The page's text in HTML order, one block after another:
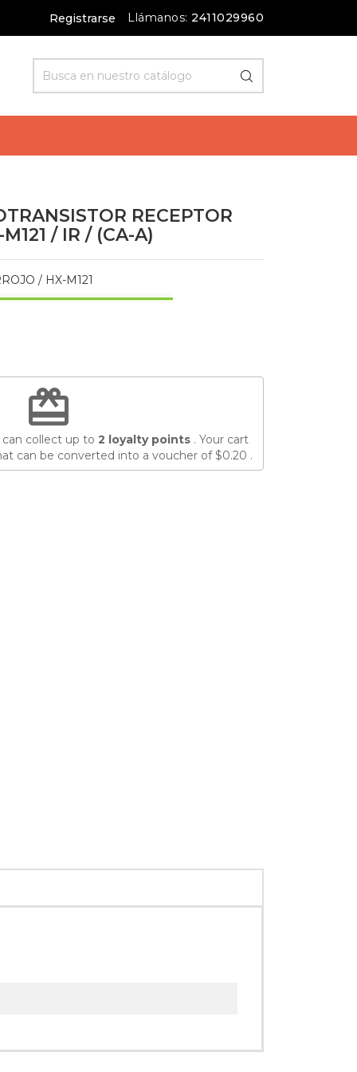
Registrarse Llámanos: 2411029960
RECEPTOR
/ IR / (CA-A)
/ HX-M121
redeem
collect up to 2 loyalty points . Your cart
can be converted into a voucher of$0.20 .